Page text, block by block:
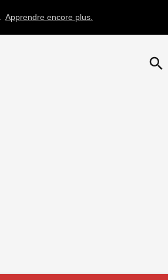
Apprendre encore plus.
search